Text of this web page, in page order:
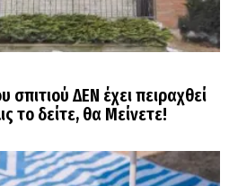
ΔΕΝ έχει πειραχθεί
το δείτε, θα Μείνετε!